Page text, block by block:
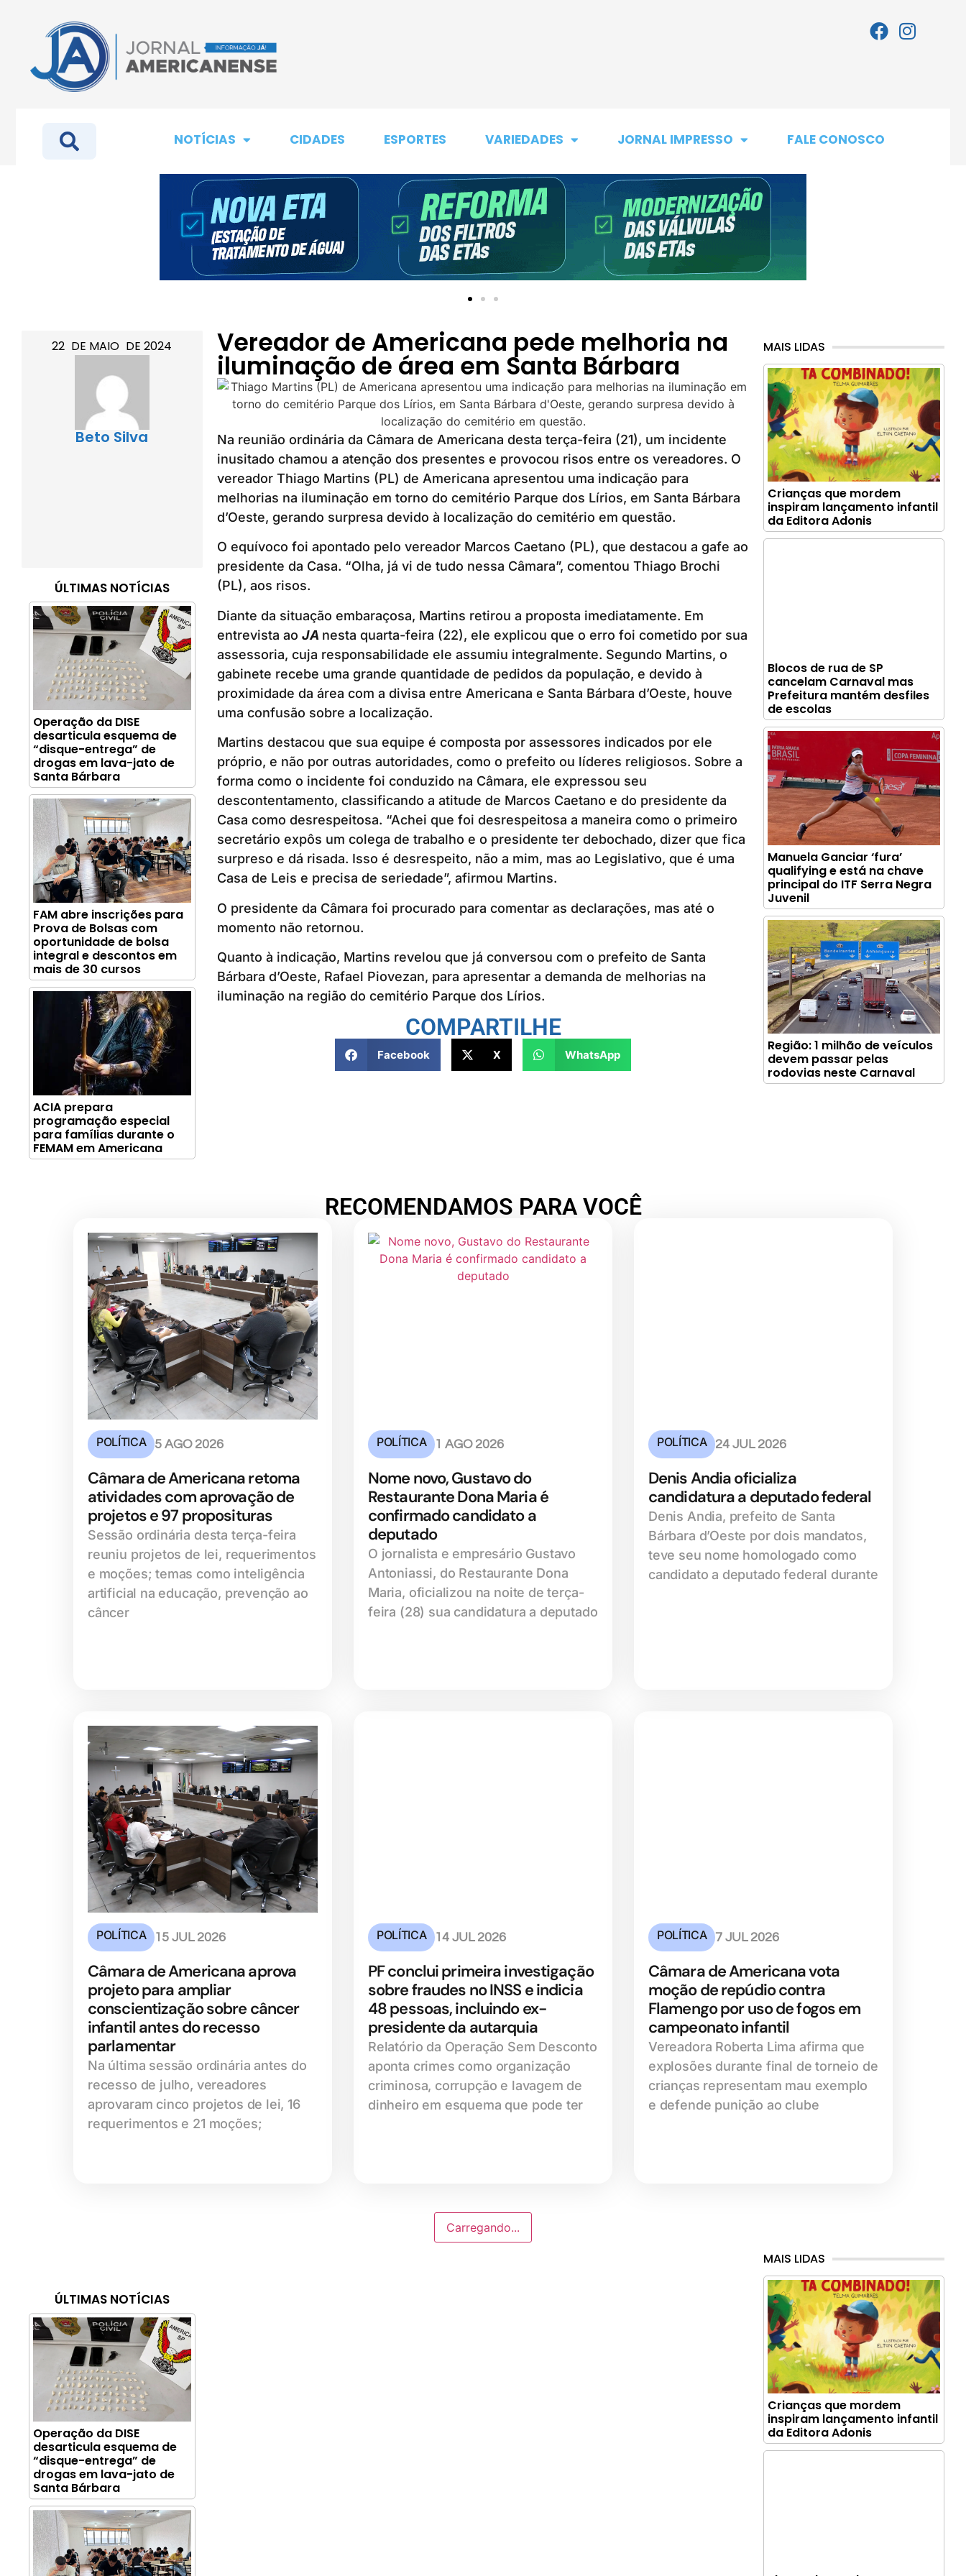
NOTÍCIAS CIDADES ESPORTES VARIEDADES JORNAL IMPRESSO FALE CONOSCO
22 DE MAIO DE2024
Beto Silva
ÚLTIMAS NOTÍCIAS
Operação da DISE
desarticula esquema de
“disque-entrega” de
drogas em lava-jato de
Santa Bárbara
FAM abre inscrições para
Prova de Bolsas com
oportunidade de bolsa
integral e descontos em
mais de 30 cursos
ACIA prepara
programação especial
para famílias durante o
FEMAM em Americana
Vereador de Americana pede melhoria na
iluminação de área em Santa Bárbara
Na reunião ordinária da Câmara de Americana desta terça-feira (21), um incidente
inusitado chamou a atenção dos presentes e provocou risos entre os vereadores. O
vereador Thiago Martins (PL) de Americana apresentou uma indicação para
melhorias na iluminação em torno do cemitério Parque dos Lírios, em Santa Bárbara
d’Oeste, gerando surpresa devido à localização do cemitério em questão.
O equívoco foi apontado pelo vereador Marcos Caetano (PL), que destacou a gafe ao
presidente da Casa. “Olha, já vi de tudo nessa Câmara”, comentou Thiago Brochi
(PL), aos risos.
Diante da situação embaraçosa, Martins retirou a proposta imediatamente. Em
entrevista ao JA nesta quarta-feira (22), ele explicou que o erro foi cometido por sua
assessoria, cuja responsabilidade ele assumiu integralmente. Segundo Martins, o
gabinete recebe uma grande quantidade de pedidos da população, e devido à
proximidade da área com a divisa entre Americana e Santa Bárbara d’Oeste, houve
uma confusão sobre a localização.
Martins destacou que sua equipe é composta por assessores indicados por ele
próprio, e não por outras autoridades, como o prefeito ou líderes religiosos. Sobre a
forma como o incidente foi conduzido na Câmara, ele expressou seu
descontentamento, classificando a atitude de Marcos Caetano e do presidente da
Casa como desrespeitosa. “Achei que foi desrespeitosa a maneira como o primeiro
secretário expôs um colega de trabalho e o presidente ter debochado, dizer que fica
surpreso e dá risada. Isso é desrespeito, não a mim, mas ao Legislativo, que é uma
Casa de Leis e precisa de seriedade”, afirmou Martins.
O presidente da Câmara foi procurado para comentar as declarações, mas até o
momento não retornou.
Quanto à indicação, Martins revelou que já conversou com o prefeito de Santa
Bárbara d’Oeste, Rafael Piovezan, para apresentar a demanda de melhorias na
iluminação na região do cemitério Parque dos Lírios.
COMPARTILHE
Facebook X WhatsApp
MAIS LIDAS
Crianças que mordem
inspiram lançamento infantil
da Editora Adonis
Blocos de rua de SP
cancelam Carnaval mas
Prefeitura mantém desfiles
de escolas
Manuela Ganciar ‘fura’
qualifying e está na chave
principal do ITF Serra Negra
Juvenil
Região: 1 milhão de veículos
devem passar pelas
rodovias neste Carnaval
RECOMENDAMOS PARA VOCÊ
POLÍTICA 5 AGO 2026
Câmara de Americana retoma
atividades com aprovação de
projetos e 97 proposituras
Sessão ordinária desta terça-feira
reuniu projetos de lei, requerimentos
e moções; temas como inteligência
artificial na educação, prevenção ao
câncer
POLÍTICA 1 AGO 2026
Nome novo, Gustavo do
Restaurante Dona Maria é
confirmado candidato a
deputado
O jornalista e empresário Gustavo
Antoniassi, do Restaurante Dona
Maria, oficializou na noite de terça-
feira (28) sua candidatura a deputado
POLÍTICA 24 JUL 2026
Denis Andia oficializa
candidatura a deputado federal
Denis Andia, prefeito de Santa
Bárbara d’Oeste por dois mandatos,
teve seu nome homologado como
candidato a deputado federal durante
POLÍTICA 15 JUL 2026
Câmara de Americana aprova
projeto para ampliar
conscientização sobre câncer
infantil antes do recesso
parlamentar
Na última sessão ordinária antes do
recesso de julho, vereadores
aprovaram cinco projetos de lei, 16
requerimentos e 21 moções;
POLÍTICA 14 JUL 2026
PF conclui primeira investigação
sobre fraudes no INSS e indicia
48 pessoas, incluindo ex-
presidente da autarquia
Relatório da Operação Sem Desconto
aponta crimes como organização
criminosa, corrupção e lavagem de
dinheiro em esquema que pode ter
POLÍTICA 7 JUL 2026
Câmara de Americana vota
moção de repúdio contra
Flamengo por uso de fogos em
campeonato infantil
Vereadora Roberta Lima afirma que
explosões durante final de torneio de
crianças representam mau exemplo
e defende punição ao clube
ÚLTIMAS NOTÍCIAS
Operação da DISE
desarticula esquema de
“disque-entrega” de
drogas em lava-jato de
Santa Bárbara
Carregando...
MAIS LIDAS
Crianças que mordem
inspiram lançamento infantil
da Editora Adonis